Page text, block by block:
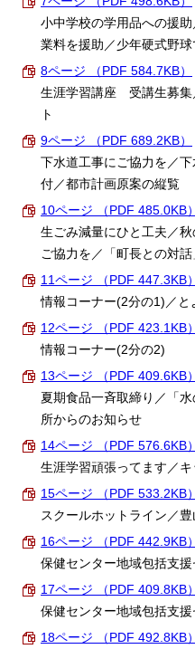
小中学校の学用品への援
業料を援助／少年硬式野
8ページ （PDF 584.7KB）
生涯学習講座 受講生募集
ト
9ページ （PDF 689.2KB）
下水道工事にご協力を／
付／都市計画原案の縦覧
10ページ （PDF 485.0KB）
生ごみ減量にひと工夫／
ご協力を／「町長との対
11ページ （PDF 447.3KB）
情報コーナー(2分の1)／と
12ページ （PDF 423.1KB）
情報コーナー(2分の2)
13ページ （PDF 409.6KB）
夏期食品一斉取締り／「
所からのお知らせ
14ページ （PDF 576.6KB）
生涯学習頑張ってます／キ
15ページ （PDF 533.2KB）
スクールホットライン／
16ページ （PDF 442.9KB）
保健センター地域包括支
17ページ （PDF 409.8KB）
保健センター地域包括支
18ページ （PDF 492.8KB）